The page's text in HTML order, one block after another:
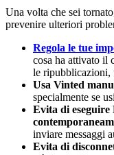
Una volta che sei
prevenire ulteriori
Regola le tue
cosa ha attivato il
le ripubblicazioni,
Usa Vinted
specialmente se
Evita di eseguire
inviare messaggi
Evita di